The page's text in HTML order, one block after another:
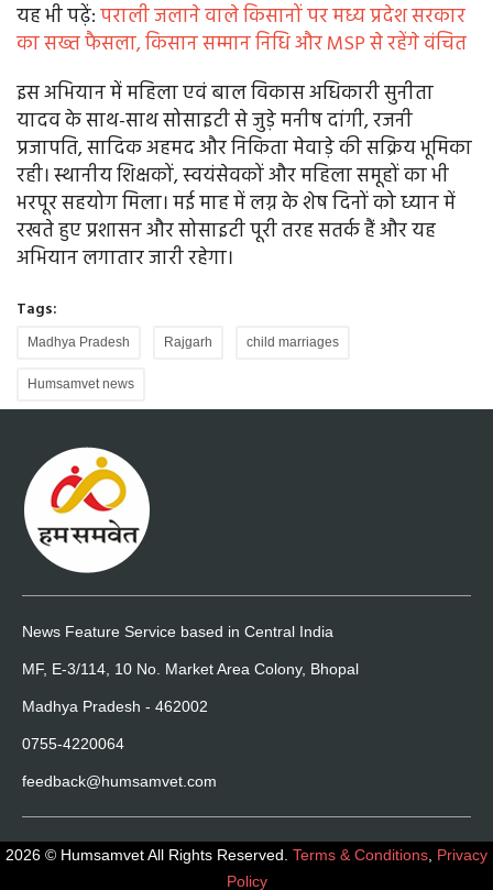
यह भी पढ़ें:पराली जलाने वाले किसानों पर मध्य प्रदेश सरकार
का सख्त फैसला, किसान सम्मान निधि और MSP से रहेंगे वंचित
इस अभियान में महिला एवं बाल विकास अधिकारी सुनीता
यादव के साथ-साथ सोसाइटी से जुड़े मनीष दांगी, रजनी
प्रजापति, सादिक अहमद और निकिता मेवाड़े की सक्रिय भूमिका
रही। स्थानीय शिक्षकों, स्वयंसेवकों और महिला समूहों का भी
भरपूर सहयोग मिला। मई माह में लग्न के शेष दिनों को ध्यान में
रखते हुए प्रशासन और सोसाइटी पूरी तरह सतर्क हैं और यह
अभियान लगातार जारी रहेगा।
Tags:
Madhya Pradesh Rajgarh child marriages
Humsamvet news
News Feature Service based in Central India
MF, E-3/114, 10 No. Market Area Colony, Bhopal
Madhya Pradesh - 462002
0755-4220064
feedback@humsamvet.com
2026 © Humsamvet All Rights Reserved. Terms & Conditions Privacy
Policy